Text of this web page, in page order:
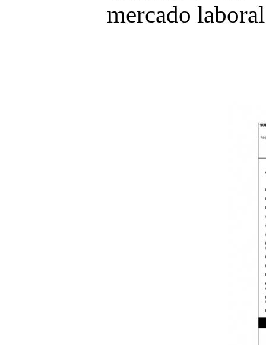
mercado